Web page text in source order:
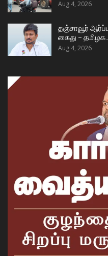
Aug 4, 2026
தஞ்சாவூர்
கைது –
Aug 4, 2026